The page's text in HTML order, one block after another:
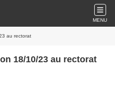
MENU
au rectorat
18/10/23 au rectorat